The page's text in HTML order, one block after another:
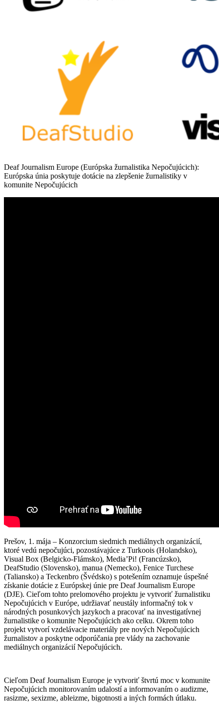
Deaf Journalism Europe (Európska žurnalistika Nepočujúcich):
Európska únia poskytuje dotácie na zlepšenie žurnalistiky v
komunite Nepočujúcich
Prešov, 1. mája – Konzorcium siedmich mediálnych organizácií,
ktoré vedú nepočujúci, pozostávajúce z Turkoois (Holandsko),
Visual Box (Belgicko-Flámsko), Media’Pi! (Francúzsko),
DeafStudio (Slovensko), manua (Nemecko), Fenice Turchese
(Taliansko) a Teckenbro (Švédsko) s potešením oznamuje úspešné
získanie dotácie z Európskej únie pre Deaf Journalism Europe
(DJE). Cieľom tohto prelomového projektu je vytvoriť žurnalistiku
Nepočujúcich v Európe, udržiavať neustály informačný tok v
národných posunkových jazykoch a pracovať na investigatívnej
žurnalistike o komunite Nepočujúcich ako celku. Okrem toho
projekt vytvorí vzdelávacie materiály pre nových Nepočujúcich
žurnalistov a poskytne odporúčania pre vlády na zachovanie
mediálnych organizácií Nepočujúcich.
Cieľom Deaf Journalism Europe je vytvoriť štvrtú moc v komunite
Nepočujúcich monitorovaním udalostí a informovaním o audizme,
rasizme, sexizme, ableizme, bigotnosti a iných formách útlaku.